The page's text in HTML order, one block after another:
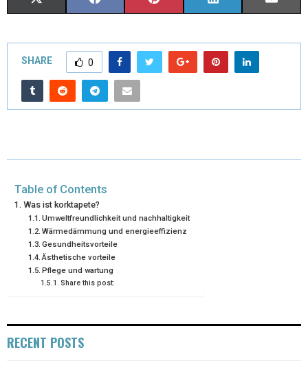
I
)
C
E
B
N
T
N
K
SHARE 0
Table of Contents
Was ist korktapete?
Umweltfreundlichkeit und nachhaltigkeit
Wärmedämmung und energieeffizienz
Gesundheitsvorteile
Ästhetische vorteile
Pflege und wartung
Share this post:
RECENT POSTS